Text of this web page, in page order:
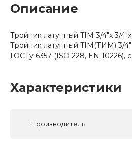
Описание
Тройник латунный TIM 3/4"x 3/
Тройник латунный TIM(ТИМ) 3/
ГОСТу 6357 (ISO 228, EN
Характеристики
Производитель